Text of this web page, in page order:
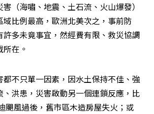
（海嘯、地震、土石流、火山爆發）
域比例最高，歐洲北美次之，事前防
許多未竟事宜，然經費有限、救災協調
在。
都不只單一因素，因水土保持不佳、強
、洪患，災害啟動另一個連鎖反應，比
颶風過後，舊市區木造房屋失火；或